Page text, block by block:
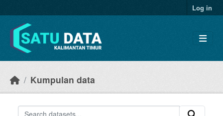
Log in
Kumpulan data